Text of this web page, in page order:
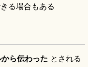
る場合もある
ら伝わった とされる